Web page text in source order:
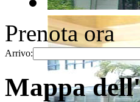
Prenota ora
Arrivo:
Mappa